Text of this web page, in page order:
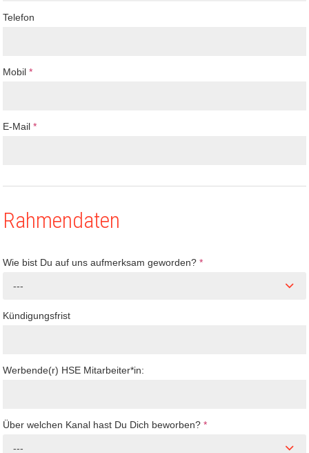
Telefon
Mobil*
E-Mail*
Rahmendaten
Wie bist Du auf uns aufmerksam geworden?*
---
Kündigungsfrist
Werbende(r) HSE Mitarbeiter*in:
Über welchen Kanal hast Du Dich beworben?*
---